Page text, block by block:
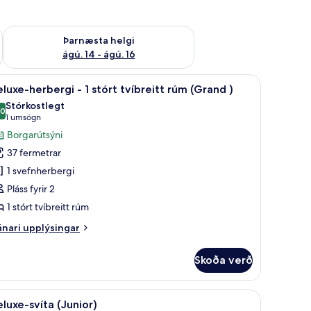
9
Þarnæsta helgi
ágú. 14 - ágú. 16
Athuga framboð þarnæstu helgi ágú. 14 - ágú. 16
dúnsængur Deluxe-herbergi - 1 stórt tvíbreitt rúm
4 herbergi - 1 stórt tvíbreitt rúm (Grand )
af 10
Stórkostlegt
1 umsögn
(1
umsögn)
Borgarútsýni
37 fermetrar
1 svefnherbergi
Pláss fyrir 2
1 stórt tvíbreitt rúm
upplýsingar
Skoða verð
af bestu gerð, dúnsængur Deluxe-svíta (Junior) | Ítölsk Frette-rúmföt,
3 svíta (Junior)